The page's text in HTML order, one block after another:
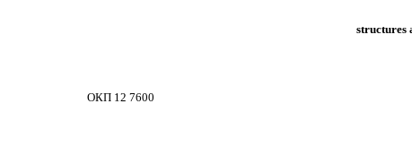
structures
ОКП 12 7600